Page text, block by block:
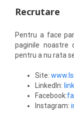
Recrutare
Pentru a face
paginile noastre
pentru a nu rata
Site:
LinkedIn:
Facebook:
Instagram: